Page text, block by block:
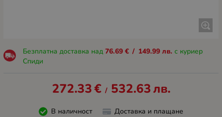
Безплатна доставка над 76.69 € / 149.99 лв. с куриер
Спиди
272.33€ / 532.63лв.
В наличност Доставка и плащане